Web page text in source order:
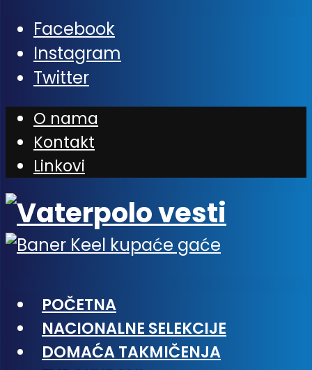
Facebook
Instagram
Twitter
O nama
Kontakt
Linkovi
POČETNA
NACIONALNE SELEKCIJE
DOMAĆA TAKMIČENJA